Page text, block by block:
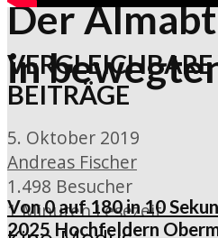
BEITRÄGE
Von 0 auf 180 in 10
2025 Hochfeldern
Der
in
5. Oktober 2019
Andreas Fischer
1.498 Besucher
1 Minuten Lesezeit